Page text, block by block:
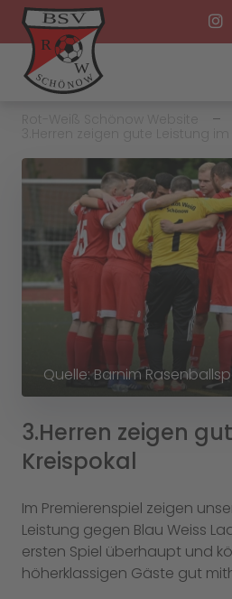
Quelle: Barnim
3.Herren zeigen
Kreispokal
Im Premierenspiel zeigen
Leistung gegen Blau Weiss
ersten Spiel überhaupt und
höherklassigen Gäste gut